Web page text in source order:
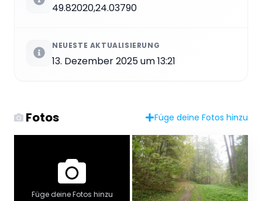
49.82020,24.03790
NEUESTE AKTUALISIERUNG
13. Dezember 2025 um 13:21
Fotos Füge deine Fotos hinzu
Füge deine Fotos hinzu